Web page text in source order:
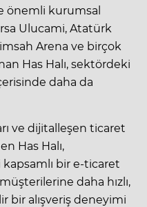
önemli kurumsal
Ulucami, Atatürk
Arena ve birçok
Has Halı, sektördeki
daha da
ve dijitalleşen ticaret
Has Halı,
bir e-ticaret
daha hızlı,
bir alışveriş deneyimi